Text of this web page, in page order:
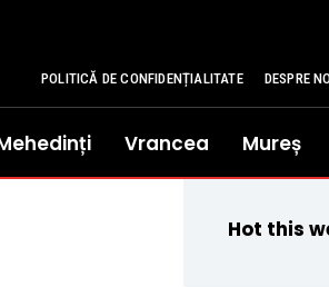
POLITICĂ DE CONFIDENȚIALITATE DESPRE
Vrancea Mureș
Hot this